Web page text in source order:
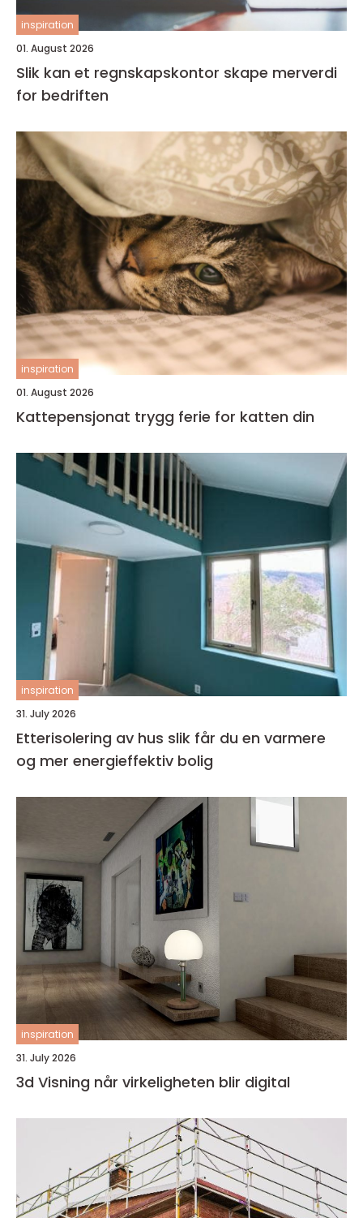
inspiration
01. August 2026
Slik kan et regnskapskontor skape merverdi
for bedriften
inspiration
01. August 2026
Kattepensjonat trygg ferie for katten din
inspiration
31. July 2026
Etterisolering av hus slik får du en varmere
og mer energieffektiv bolig
inspiration
31. July 2026
3d Visning når virkeligheten blir digital